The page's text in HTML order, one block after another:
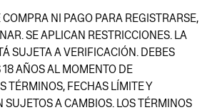
NI PAGO PARA REGISTRARSE,
SE APLICAN RESTRICCIONES. LA
SUJETA A VERIFICACIÓN. DEBES
AÑOS AL MOMENTO DE
TÉRMINOS, FECHAS LÍMITE Y
SUJETOS A CAMBIOS. LOS TÉRMINOS